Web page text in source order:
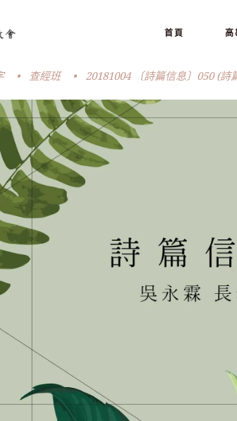
首頁 高
• 查經班 • 20181004 〔詩篇信息〕050 (詩